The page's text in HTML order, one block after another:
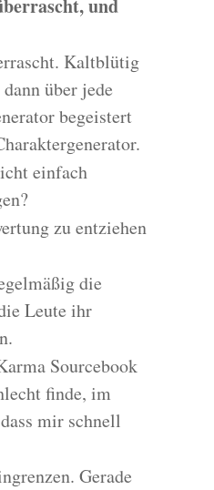
und
Kaltblütig
über jede
begeistert
einfach
zu entziehen
die
Leute ihr
Sourcebook
finde, im
mir schnell
Gerade